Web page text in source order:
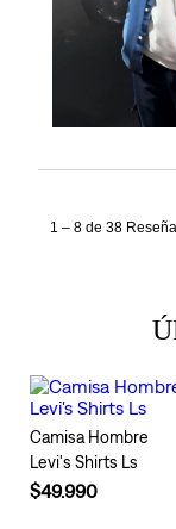
Camisa Hombre
Levi's Shirts Ls
$49.990